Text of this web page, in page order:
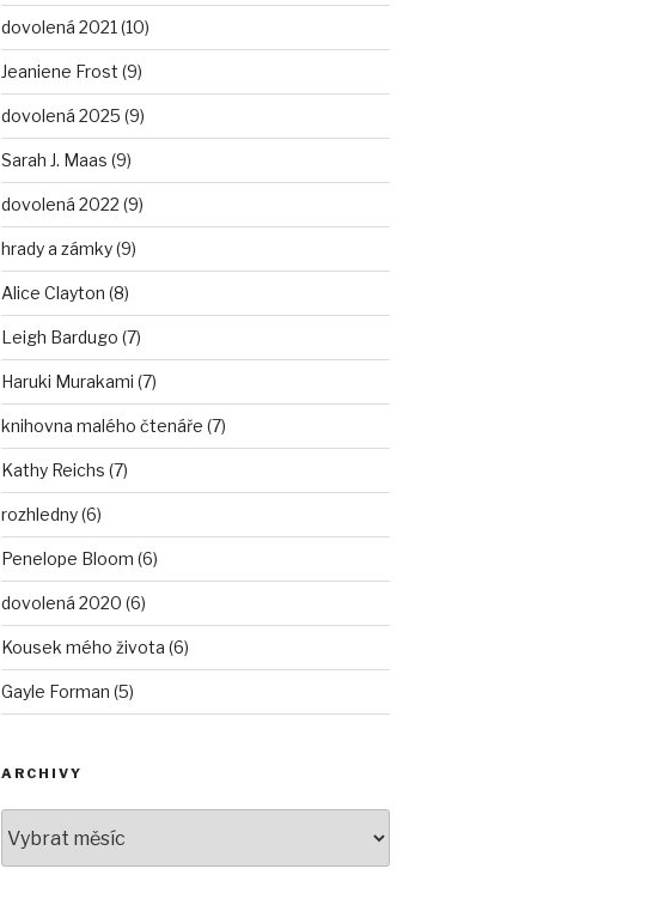
dovolená 2021 (10)
Jeaniene Frost (9)
dovolená 2025 (9)
Sarah J. Maas (9)
dovolená 2022 (9)
hrady a zámky (9)
Alice Clayton (8)
Leigh Bardugo (7)
Haruki Murakami (7)
knihovna malého čtenáře (7)
Kathy Reichs (7)
rozhledny (6)
Penelope Bloom (6)
dovolená 2020 (6)
Kousek mého života (6)
Gayle Forman (5)
ARCHIVY